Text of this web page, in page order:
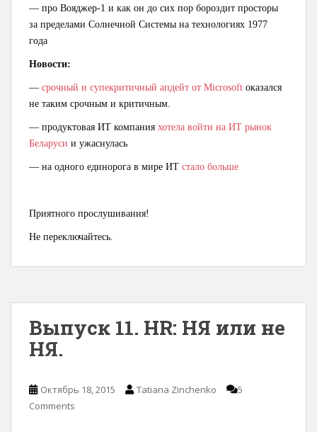
— про Вояджер-1 и как он до сих пор бороздит просторы
за пределами Солнечной Системы на технологиях 1977
года
Новости:
— срочный и супекритичный апдейт от Microsoft оказался
не таким срочным и критичным.
— продуктовая ИТ компания хотела войти на ИТ рынок
Беларуси и ужаснулась
— на одного единорога в мире ИТ стало больше
Приятного прослушивания!
Не переключайтесь.
Выпуск 11. HR: НЯ или не
НЯ.
Октябрь 18, 2015 Tatiana Zinchenko
5
Comments